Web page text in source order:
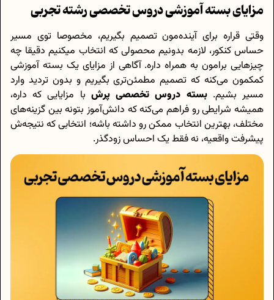
مزایای بسته آموزشی دروس تخصصی رشته تجربی
وقتی قراره برای آینده‌مون تصمیم بگیریم، مخصوصا توی مسیر
حساس کنکور، لازمه بدونیم محصولی که انتخاب میکنیم دقیقا چه
چیزهایی برامون به همراه داره. آگاهی از مزایای یک بسته آموزشی
کمکمون می‌کنه که تصمیم مطمئن‌تری بگیریم و بدون تردید وارد
مسیر بشیم.بسته دروس تخصصی پرش با مزایایی که داره،
همیشه شرایطی رو فراهم می‌کنه که دانش‌آموز بتونه بین گزینه‌های
مختلف، بهترین انتخاب ممکن رو داشته باشه؛ انتخابی که نتیجه‌ش
پیشرفت واقعیه، نه فقط یک احساس زودگذر.